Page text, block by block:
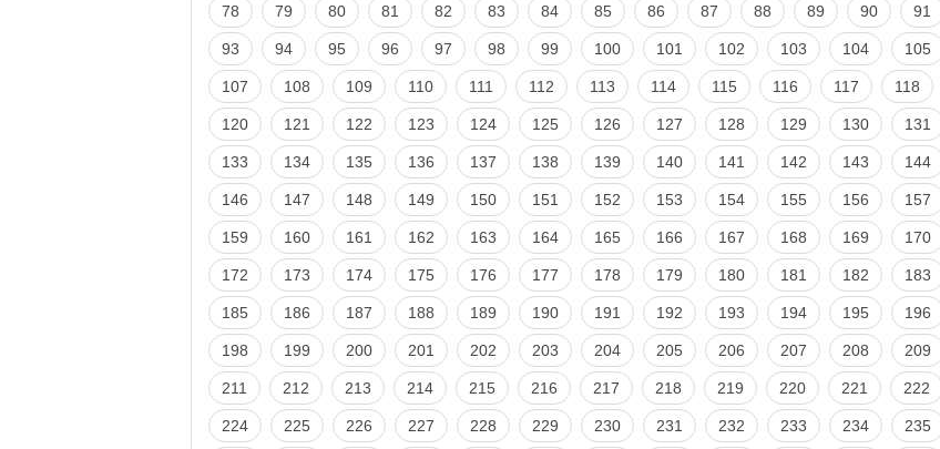
78 79 80 81 82 83 84 85 86 87 88 89 90 91
93 94 95 96 97 98 99 100 101 102 103 104 105
107 108 109 110 111 112 113 114 115 116 117 118
120 121 122 123 124 125 126 127 128 129 130 131
133 134 135 136 137 138 139 140 141 142 143 144
146 147 148 149 150 151 152 153 154 155 156 157
159 160 161 162 163 164 165 166 167 168 169 170
172 173 174 175 176 177 178 179 180 181 182 183
185 186 187 188 189 190 191 192 193 194 195 196
198 199 200 201 202 203 204 205 206 207 208 209
211 212 213 214 215 216 217 218 219 220 221 222
224 225 226 227 228 229 230 231 232 233 234 235